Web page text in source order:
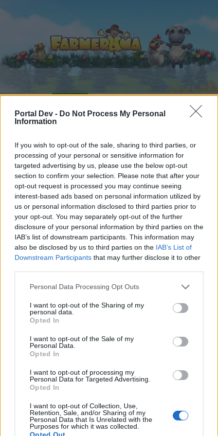
Portal Dev - Do Not Process My Personal
Information
If you wish to opt-out of the sale, sharing to third parties, or
processing of your personal or sensitive information for
targeted advertising by us, please use the below opt-out
section to confirm your selection. Please note that after your
opt-out request is processed you may continue seeing
interest-based ads based on personal information utilized by
us or personal information disclosed to third parties prior to
your opt-out. You may separately opt-out of the further
disclosure of your personal information by third parties on the
IAB’s list of downstream participants. This information may
also be disclosed by us to third parties on the IAB’s List of
Downstream Participants that may further disclose it to other
Personal Data Processing Opt Outs
I want to opt-out of the Sharing of my
personal data.
Opted In
I want to opt-out of the Sale of my
Personal Data.
Opted In
I want to opt-out of processing my
Personal Data for Targeted Advertising.
Opted In
I want to opt-out of Collection, Use,
Retention, Sale, and/or Sharing of my
Personal Data that Is Unrelated with the
Purposes for which it was collected.
Opted Out
Foren ... Forenspiele Songs von A -Z (IV)
Mitglieder, denen der Beitrag #1124
gefällt
Liebe(r) Forum-Leser/in,
wenn Du in diesem Forum aktiv an den
Gesprächen teilnehmen oder eigene Themen
starten möchtest, musst Du Dich bitte zunächst
im Spiel einloggen. Falls Du noch keinen
Spielaccount besitzt, bitte registriere Dich neu.
Wir freuen uns auf Deinen nächsten Besuch in
unserem Forum!
„Zum Spiel“
4 Juli 2025
Krautier
Lebende Forenlegende
Krautürk
lissy_kind
Beiträge: 254.300 Zustimmungen: 665.517
6.000
Sweet_Bubble
Letzte Beiträge